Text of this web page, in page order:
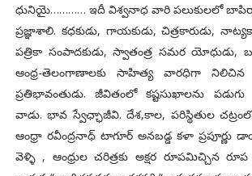
ధునియై………… ఇదీ విశ్వనాధ వారి పలుకులలో
ప్రజ్ఞాశాలి. కధకుడు, గాయకుడు, చిత్రకారుడు,
పత్రికా సంపాదకుడు, స్వాతంత్ర సమర యోధుడు,
ఆంధ్ర-తెలంగాణాలకు సాహిత్య వారధిగా నిలిచిన
ప్రతిభావంతుడు. జీవితంలో కష్టసుఖాలను
వాడు. భావ స్వేఛ్ఛాజీవి. దేశ,కాల, పరిస్థితుల
ఆంధ్రా రవీంద్రనాధ్ టాగూర్ అనబడ్డ కళా ప్రపూర్ణు
వెళ్ళి , ఆంధ్రుల చరిత్రకు అక్షర రూపమిచ్చిన